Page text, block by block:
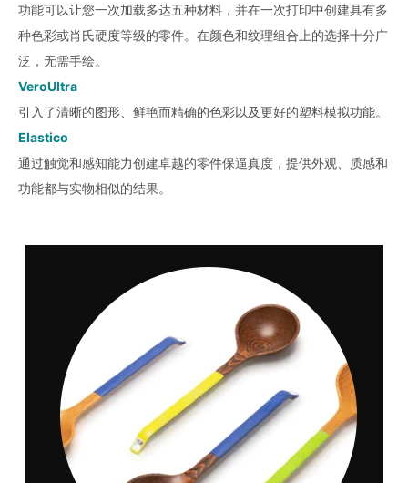
功能可以让您一次加载多达五种材料，并在一次打印中创建具有多
种色彩或肖氏硬度等级的零件。在颜色和纹理组合上的选择十分广
泛，无需手绘。
VeroUltra
引入了清晰的图形、鲜艳而精确的色彩以及更好的塑料模拟功能。
Elastico
通过触觉和感知能力创建卓越的零件保逼真度，提供外观、质感和
功能都与实物相似的结果。